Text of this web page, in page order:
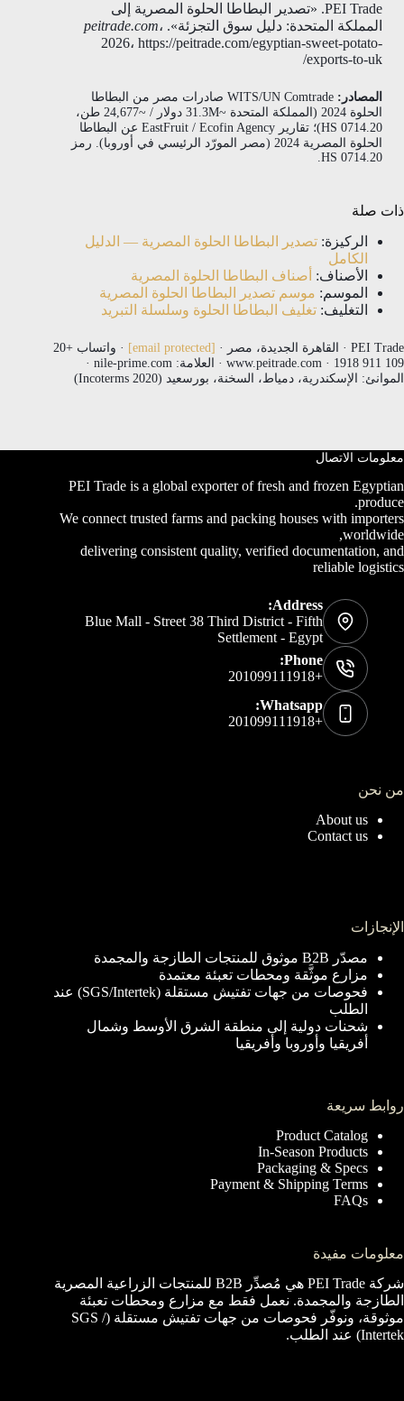
PEI Trade. «تصدير البطاطا الحلوة المصرية إلى
المملكة المتحدة: دليل سوق التجزئة».
peitrade.com،
2026، https://peitrade.com/egyptian-sweet-potato-
exports-to-uk/
المصادر:
WITS/UN Comtrade صادرات مصر من البطاطا
الحلوة 2024 (المملكة المتحدة ~31.3M دولار / ~24,677 طن،
HS 0714.20)؛ تقارير EastFruit / Ecofin Agency عن البطاطا
الحلوة المصرية 2024 (مصر المورّد الرئيسي في أوروبا). رمز
HS 0714.20.
ذات صلة
الركيزة: تصدير البطاطا الحلوة المصرية — الدليل
الكامل
الأصناف: أصناف البطاطا الحلوة المصرية
الموسم: موسم تصدير البطاطا الحلوة المصرية
التغليف: تغليف البطاطا الحلوة وسلسلة التبريد
PEI Trade · القاهرة الجديدة، مصر · [email protected]
· واتساب +20
109 911 1918 · www.peitrade.com · العلامة: nile-prime.com ·
الموانئ: الإسكندرية، دمياط، السخنة، بورسعيد (Incoterms 2020)
معلومات الاتصال
PEI Trade is a global exporter of fresh and frozen Egyptian
produce.
We connect trusted farms and packing houses with importers
worldwide,
delivering consistent quality, verified documentation, and
reliable logistics
Address:
Blue Mall - Street 38 Third District - Fifth
Settlement - Egypt
Phone:
+201099111918
Whatsapp:
+201099111918
من نحن
About us
Contact us
الإنجازات
مصدّر B2B موثوق للمنتجات الطازجة والمجمدة
مزارع موثَّقة ومحطات تعبئة معتمدة
فحوصات من جهات تفتيش مستقلة (SGS/Intertek) عند
الطلب
شحنات دولية إلى منطقة الشرق الأوسط وشمال
أفريقيا وأوروبا وأفريقيا
روابط سريعة
Product Catalog
In-Season Products
Packaging & Specs
Payment & Shipping Terms
FAQs
معلومات مفيدة
شركة PEI Trade هي مُصدِّر B2B للمنتجات الزراعية المصرية
الطازجة والمجمدة. نعمل فقط مع مزارع ومحطات تعبئة
موثوقة، ونوفّر فحوصات من جهات تفتيش مستقلة (SGS /
Intertek) عند الطلب.